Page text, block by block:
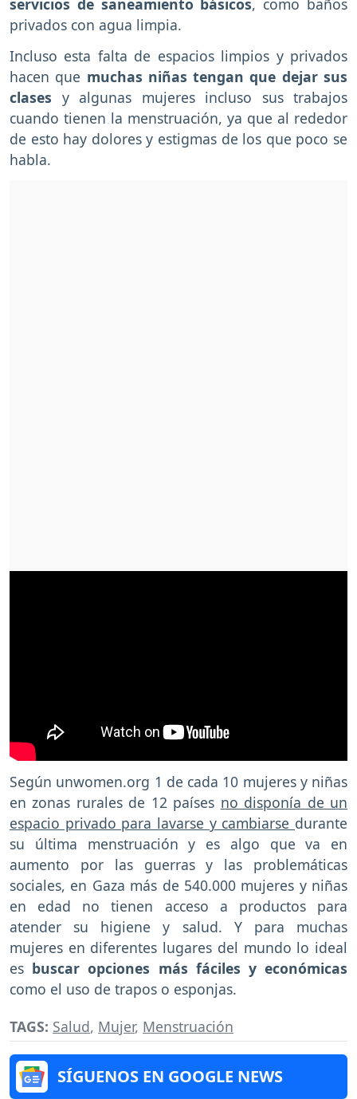
servicios de saneamiento básicos, como baños
privados con agua limpia.
Incluso esta falta de espacios limpios y privados
hacen que muchas niñas tengan que dejar sus
clases y algunas mujeres incluso sus trabajos
cuando tienen la menstruación, ya que al rededor
de esto hay dolores y estigmas de los que poco se
habla.
Según unwomen.org 1 de cada 10 mujeres y niñas
en zonas rurales de 12 países no disponía de un
espacio privado para lavarse y cambiarse durante
su última menstruación y es algo que va en
aumento por las guerras y las problemáticas
sociales, en Gaza más de 540.000 mujeres y niñas
en edad no tienen acceso a productos para
atender su higiene y salud. Y para muchas
mujeres en diferentes lugares del mundo lo ideal
es buscar opciones más fáciles y económicas
como el uso de trapos o esponjas.
TAGS: Salud, Mujer, Menstruación
SÍGUENOS EN GOOGLE NEWS